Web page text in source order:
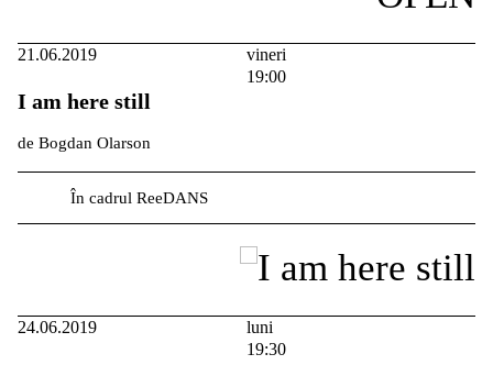
21.06.2019
vineri
19:00
I am here still
de Bogdan Olarson
În cadrul ReeDANS
24.06.2019
luni
19:30